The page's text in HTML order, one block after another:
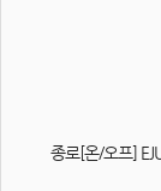
종로[온/오프]